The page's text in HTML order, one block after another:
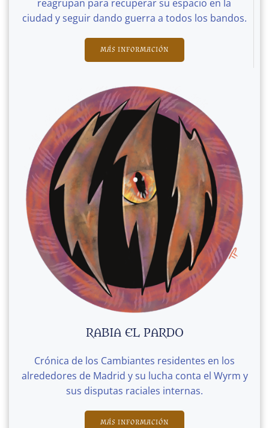
reagrupan para recuperar su espacio en la
ciudad y seguir dando guerra a todos los bandos.
MÁS INFORMACIÓN
RABIA EL PARDO
Crónica de los Cambiantes residentes en los
alrededores de Madrid y su lucha conta el Wyrm y
sus disputas raciales internas.
MÁS INFORMACIÓN